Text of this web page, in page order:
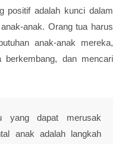
positif adalah kunci dalam
anak. Orang tua harus
anak-anak mereka,
berkembang, dan mencari
yang dapat merusak
anak adalah langkah